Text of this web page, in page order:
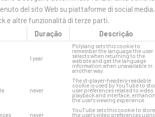
del sito Web su piattaforme di social media,
e altre funzionalità di terze parti.
Duração Descrição
1 year
Polylang sets this cookie to
remember the language the user
selects when returning to the
website and get the language
information when unavailable in
another way.
never
The yt-player-headers-readable
cookie is used by YouTube to
user preferences related to video
playback and interface,
the user's viewing experience.
never
YouTube sets this cookie to store
the user's video preferences